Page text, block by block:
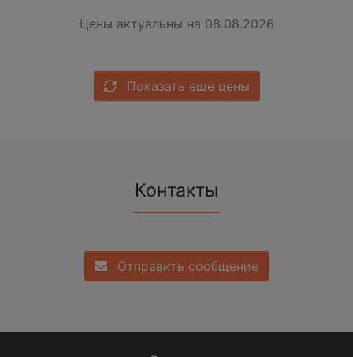
Цены актуальны на 08.08.2026
Показать еще цены
Контакты
Отправить сообщение